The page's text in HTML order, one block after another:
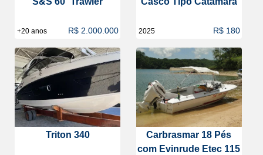
+20 anos R$ 2.000.000 2025 R$ 180
Triton 340
Carbrasmar 18 Pés
com Evinrude Etec 115